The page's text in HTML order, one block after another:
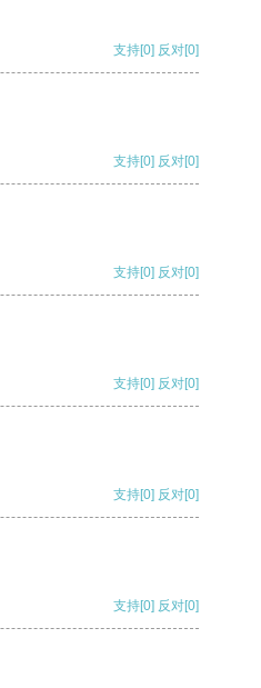
支持[0] 反对[0]
支持[0] 反对[0]
支持[0] 反对[0]
支持[0] 反对[0]
支持[0] 反对[0]
支持[0] 反对[0]